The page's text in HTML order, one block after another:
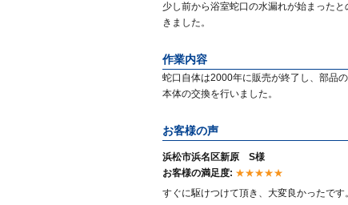
少し前から浴室蛇口の水漏れが始まった
きました。
作業内容
蛇口自体は2000年に販売が終了し、部品
本体の交換を行いました。
お客様の声
浜松市浜名区新原 S様
お客様の満足度: ★★★★★
すぐに駆けつけて頂き、大変良かったです